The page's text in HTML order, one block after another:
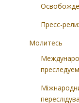
Пресс-
Молитесь